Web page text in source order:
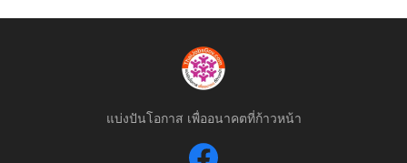
แบ่งปันโอกาส เพื่ออนาคตที่ก้าวหน้า